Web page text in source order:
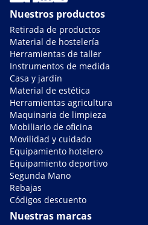
Nuestros productos
Retirada de productos
Material de hostelería
Herramientas de taller
Instrumentos de medida
Casa y jardín
Material de estética
Herramientas agricultura
Maquinaria de limpieza
Mobiliario de oficina
Movilidad y cuidado
Equipamiento hotelero
Equipamiento deportivo
Segunda Mano
Rebajas
Códigos descuento
Nuestras marcas